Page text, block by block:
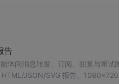
告
间消息转发、订阅、回复与重试
JSON/SVG 报告、1080×720